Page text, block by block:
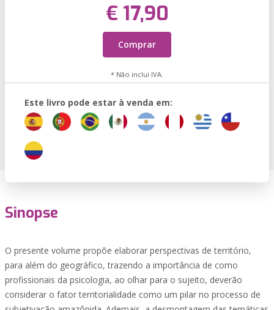
€ 17,90
Comprar
* Não inclui IVA.
Este livro pode estar à venda em:
Sinopse
O presente volume propõe elaborar perspectivas de território,
para além do geográfico, trazendo a importância de como
profissionais da psicologia, ao olhar para o sujeito, deverão
considerar o fator territorialidade como um pilar no processo de